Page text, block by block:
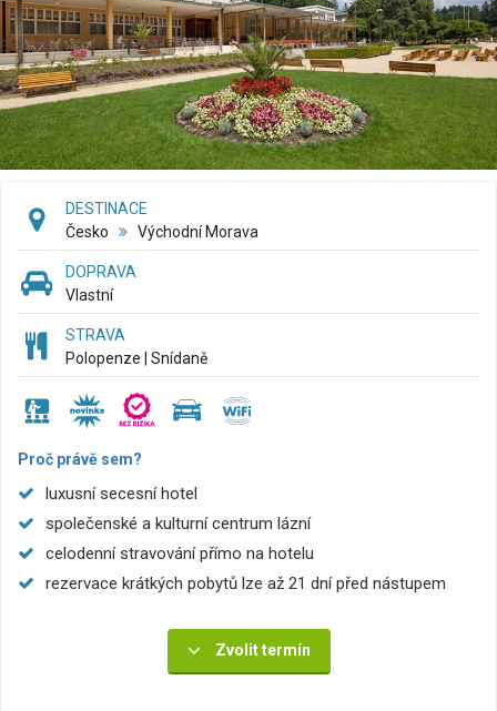
DESTINACE
Česko
Východní Morava
DOPRAVA
Vlastní
STRAVA
Polopenze | Snídaně
Proč právě sem?
luxusní secesní hotel
společenské a kulturní centrum lázní
celodenní stravování přímo na hotelu
rezervace krátkých pobytů lze až 21 dní před nástupem
Zvolit termín